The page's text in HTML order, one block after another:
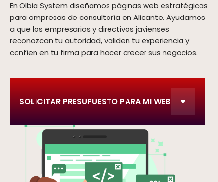
En Olbia System diseñamos páginas web estratégicas
para empresas de consultoría en Alicante. Ayudamos
a que los empresarios y directivos javienses
reconozcan tu autoridad, validen tu experiencia y
confíen en tu firma para hacer crecer sus negocios.
SOLICITAR PRESUPUESTO PARA MI WEB